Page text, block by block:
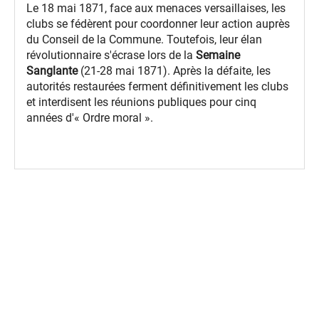
Le 18 mai 1871, face aux menaces versaillaises, les
clubs se fédèrent pour coordonner leur action auprès
du Conseil de la Commune. Toutefois, leur élan
révolutionnaire s'écrase lors de la Semaine
Sanglante(21-28 mai 1871). Après la défaite, les
autorités restaurées ferment définitivement les clubs
et interdisent les réunions publiques pour cinq
années d'« Ordre moral ».